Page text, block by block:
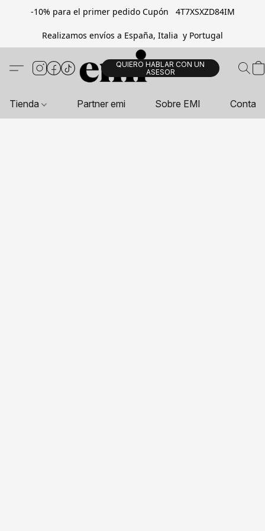
-10% para el primer pedido Cupón 4T7XSXZD84IM
Realizamos envíos a España, Italia y Portugal
QUIERO HABLAR CON UN
ASESOR
Tienda Partner emi Sobre EMI